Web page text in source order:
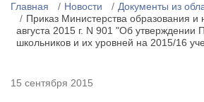
Главная Новости
Документы из
Приказ Министерства образования и
августа 2015 г. N 901 "Об утверждении
школьников и их уровней на 2015/16
15 сентября 2015